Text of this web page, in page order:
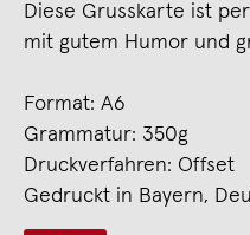
Diese Grusskarte ist
mit gutem Humor und
Format: A6
Grammatur: 350g
Druckverfahren: Offset
Gedruckt in Bayern,